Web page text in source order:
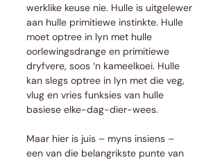
werklike keuse nie. Hulle is uitgelewer
aan hulle primitiewe instinkte. Hulle
moet optree in lyn met hulle
oorlewingsdrange en primitiewe
dryfvere, soos ‘n kameelkoei. Hulle
kan slegs optree in lyn met die veg,
vlug en vries funksies van hulle
basiese elke-dag-dier-wees.
Maar hier is juis – myns insiens –
een van die belangrikste punte van